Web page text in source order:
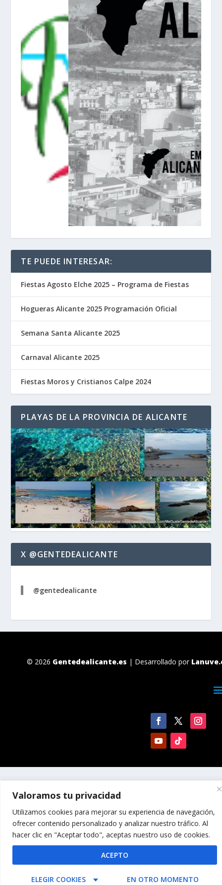
Valoramos tu privacidad
Utilizamos cookies para mejorar su experiencia de navegación,
ofrecer contenido personalizado y analizar nuestro tráfico. Al
hacer clic en "Aceptar todo", aceptas nuestro uso de cookies.
ELEGIR COOKIES EN OTRO MOMENTO
ACEPTO
TE PUEDE INTERESAR:
Fiestas Agosto Elche 2025 – Programa de Fiestas
Hogueras Alicante 2025 Programación Oficial
Semana Santa Alicante 2025
Carnaval Alicante 2025
Fiestas Moros y Cristianos Calpe 2024
PLAYAS DE LA PROVINCIA DE ALICANTE
X @GENTEDEALICANTE
@gentedealicante
© 2026 Gentedealicante.es | Desarrollado por